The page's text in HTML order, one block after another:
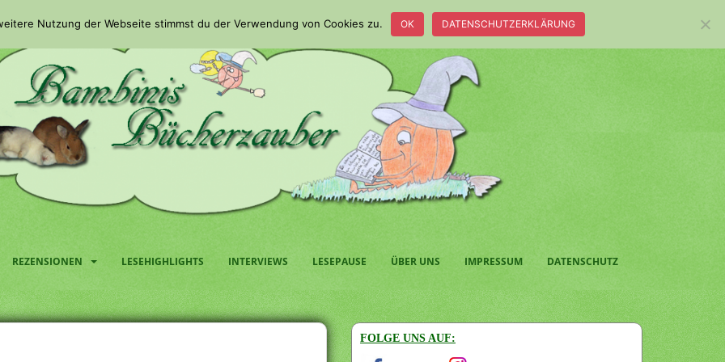
REZENSIONEN LESEHIGHLIGHTS INTERVIEWS LESEPAUSE ÜBER UNS IMPRESSUM DATENSCHUTZ
FOLGE UNS AUF:
Nutzung der Webseite stimmst du der Verwendung von Cookies zu. OK DATENSCHUTZERKLÄRUNG